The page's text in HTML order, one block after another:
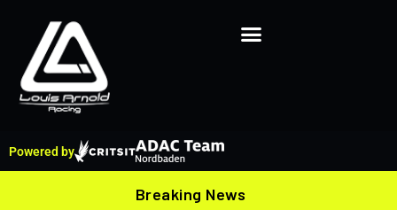
Powered by
Breaking News